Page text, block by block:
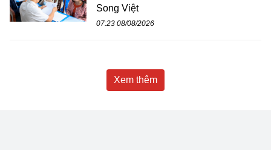
Song Việt
07:23 08/08/2026
Xem thêm